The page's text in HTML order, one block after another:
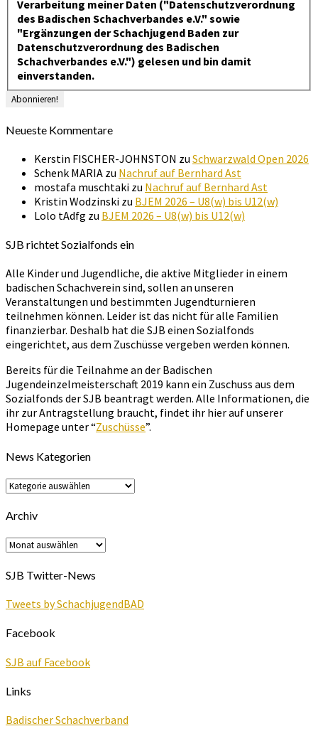
Verarbeitung meiner Daten ("Datenschutzverordnung
des Badischen Schachverbandes e.V." sowie
"Ergänzungen der Schachjugend Baden zur
Datenschutzverordnung des Badischen
Schachverbandes e.V.") gelesen und bin damit
einverstanden.
Neueste Kommentare
Kerstin FISCHER-JOHNSTON zu Schwarzwald Open 2026
Schenk MARIA zu Nachruf auf Bernhard Ast
mostafa muschtaki zu Nachruf auf Bernhard Ast
Kristin Wodzinski zu BJEM 2026 – U8(w) bis U12(w)
Lolo tAdfg zu BJEM 2026 – U8(w) bis U12(w)
SJB richtet Sozialfonds ein
Alle Kinder und Jugendliche, die aktive Mitglieder in einem
badischen Schachverein sind, sollen an unseren
Veranstaltungen und bestimmten Jugendturnieren
teilnehmen können. Leider ist das nicht für alle Familien
finanzierbar. Deshalb hat die SJB einen Sozialfonds
eingerichtet, aus dem Zuschüsse vergeben werden können.
Bereits für die Teilnahme an der Badischen
Jugendeinzelmeisterschaft 2019 kann ein Zuschuss aus dem
Sozialfonds der SJB beantragt werden. Alle Informationen, die
ihr zur Antragstellung braucht, findet ihr hier auf unserer
Homepage unter “Zuschüsse”.
News Kategorien
News
Kategorien
Archiv
Archiv
SJB Twitter-News
Tweets by SchachjugendBAD
Facebook
SJB auf Facebook
Links
Badischer Schachverband